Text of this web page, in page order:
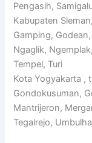
Pengasih,
Kabupaten
Gamping,
Ngaglik,
Tempel, Turi
Kota Yogyakarta ,
Gondokusuman,
Mantrijeron,
Tegalrejo,